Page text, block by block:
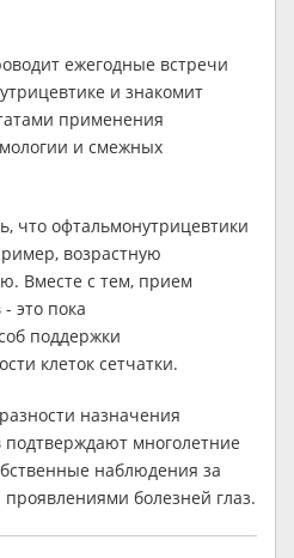
ежегодные встречи
и знакомит
применения
и смежных
что офтальмонутрицевтики
возрастную
Вместе с тем, прием
это пока
поддержки
клеток сетчатки.
назначения
многолетние
наблюдения за
болезней глаз.